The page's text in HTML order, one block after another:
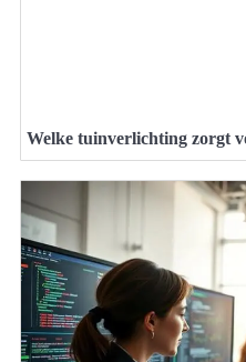
Welke tuinverlichting zorgt